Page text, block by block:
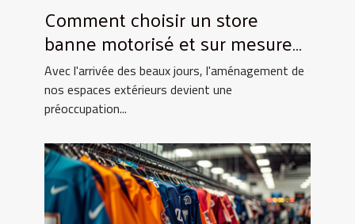
Comment choisir un store
banne motorisé et sur mesure
pour votre maison
Avec l'arrivée des beaux jours, l'aménagement de
nos espaces extérieurs devient une
préoccupation...